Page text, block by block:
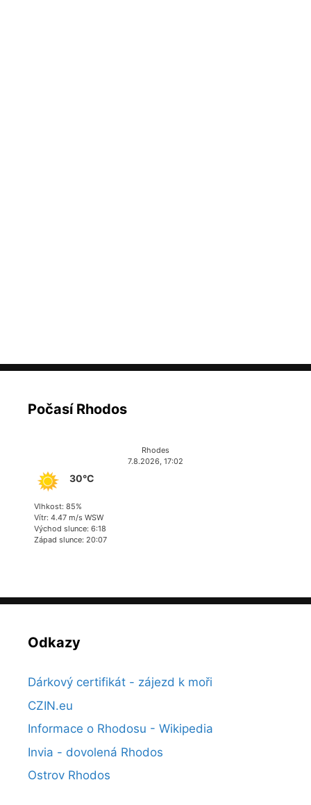
Počasí Rhodos
Rhodes
7.8.2026, 17:02
30°C
Vlhkost: 85%
Vítr: 4.47 m/s WSW
Východ slunce: 6:18
Západ slunce: 20:07
Odkazy
Dárkový certifikát - zájezd k moři
CZIN.eu
Informace o Rhodosu - Wikipedia
Invia - dovolená Rhodos
Ostrov Rhodos